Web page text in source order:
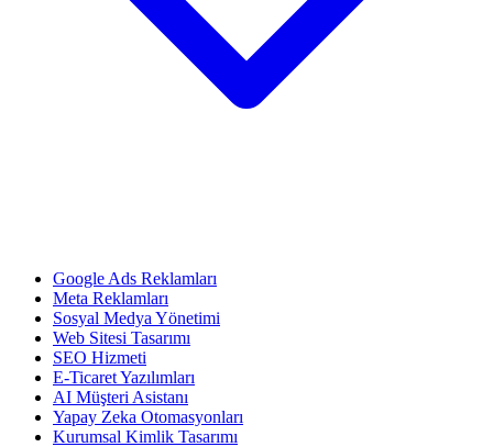
Google Ads Reklamları
Meta Reklamları
Sosyal Medya Yönetimi
Web Sitesi Tasarımı
SEO Hizmeti
E-Ticaret Yazılımları
AI Müşteri Asistanı
Yapay Zeka Otomasyonları
Kurumsal Kimlik Tasarımı